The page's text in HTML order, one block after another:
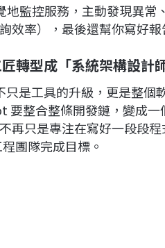
地監控服務，主動發現異
效率），最後還幫你寫好報
轉型成「系統架構設計師
是工具的升級，更是整個
要整合整條開發鏈，變成
只是專注在寫好一段段
團隊完成目標。